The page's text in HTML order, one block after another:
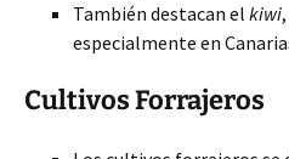
También destacan el kiwi
especialmente en
Cultivos Forrajeros